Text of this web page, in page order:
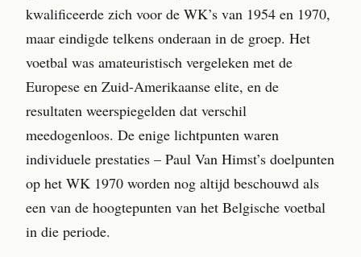
kwalificeerde zich voor de WK’s van 1954 en 1970,
maar eindigde telkens onderaan in de groep. Het
voetbal was amateuristisch vergeleken met de
Europese en Zuid-Amerikaanse elite, en de
resultaten weerspiegelden dat verschil
meedogenloos. De enige lichtpunten waren
individuele prestaties – Paul Van Himst’s doelpunten
op het WK 1970 worden nog altijd beschouwd als
een van de hoogtepunten van het Belgische voetbal
in die periode.